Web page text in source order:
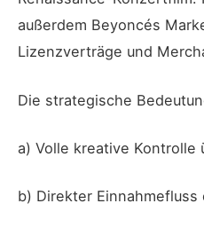
außerdem Beyoncés
Lizenzverträge und
Die strategische
a) Volle kreative Kontrolle
b) Direkter